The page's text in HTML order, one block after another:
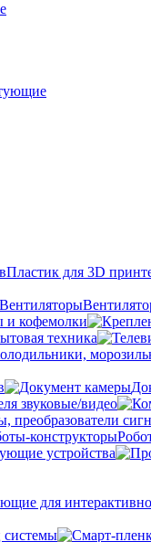
Пластик для 3D
кофемолки
техника
звуковые/видео
преобразователи
устройства
для
системы